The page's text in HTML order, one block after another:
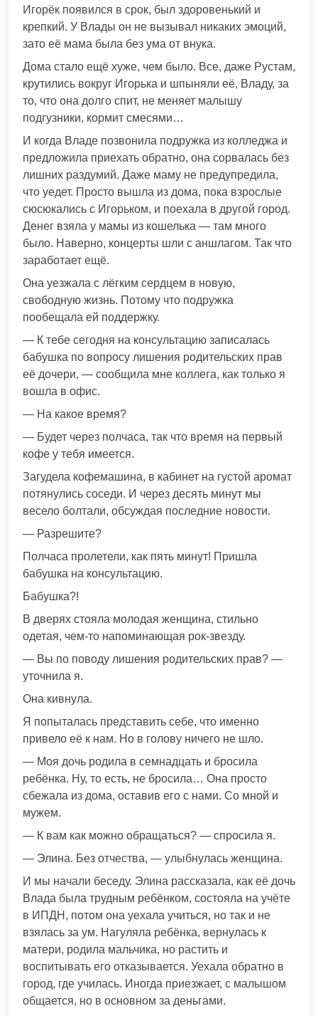
Игорёк появился в срок, был здоровенький и
крепкий. У Влады он не вызывал никаких эмоций,
зато её мама была без ума от внука.
Дома стало ещё хуже, чем было. Все, даже Рустам,
крутились вокруг Игорька и шпыняли её, Владу, за
то, что она долго спит, не меняет малышу
подгузники, кормит смесями…
И когда Владе позвонила подружка из колледжа и
предложила приехать обратно, она сорвалась без
лишних раздумий. Даже маму не предупредила,
что уедет. Просто вышла из дома, пока взрослые
сюсюкались с Игорьком, и поехала в другой город.
Денег взяла у мамы из кошелька — там много
было. Наверно, концерты шли с аншлагом. Так что
заработает ещё.
Она уезжала с лёгким сердцем в новую,
свободную жизнь. Потому что подружка
пообещала ей поддержку.
— К тебе сегодня на консультацию записалась
бабушка по вопросу лишения родительских прав
её дочери, — сообщила мне коллега, как только я
вошла в офис.
— На какое время?
— Будет через полчаса, так что время на первый
кофе у тебя имеется.
Загудела кофемашина, в кабинет на густой аромат
потянулись соседи. И через десять минут мы
весело болтали, обсуждая последние новости.
— Разрешите?
Полчаса пролетели, как пять минут! Пришла
бабушка на консультацию.
Бабушка?!
В дверях стояла молодая женщина, стильно
одетая, чем-то напоминающая рок-звезду.
— Вы по поводу лишения родительских прав? —
уточнила я.
Она кивнула.
Я попыталась представить себе, что именно
привело её к нам. Но в голову ничего не шло.
— Моя дочь родила в семнадцать и бросила
ребёнка. Ну, то есть, не бросила… Она просто
сбежала из дома, оставив его с нами. Со мной и
мужем.
— К вам как можно обращаться? — спросила я.
— Элина. Без отчества, — улыбнулась женщина.
И мы начали беседу. Элина рассказала, как её дочь
Влада была трудным ребёнком, состояла на учёте
в ИПДН, потом она уехала учиться, но так и не
взялась за ум. Нагуляла ребёнка, вернулась к
матери, родила мальчика, но растить и
воспитывать его отказывается. Уехала обратно в
город, где училась. Иногда приезжает, с малышом
общается, но в основном за деньгами.